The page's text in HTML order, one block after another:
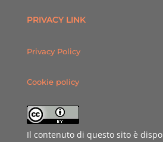
PRIVACY LINK
Privacy Policy
Cookie policy
Il contenuto di questo sito è